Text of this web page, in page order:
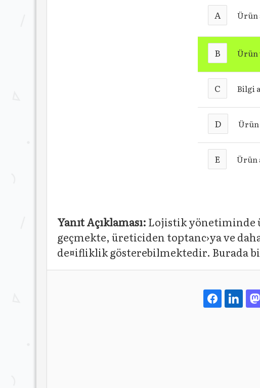
A Ürün
B Ürün
C Bilgi
D Ürün
E Ürün
Yanıt Açıklaması: Lojistik yönetiminde
geçmekte, üreticiden toptanc›ya ve
de¤ifliklik gösterebilmektedir. Burada